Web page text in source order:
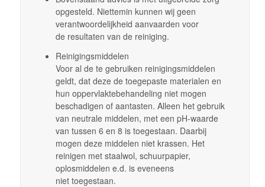
opgesteld. Niettemin kunnen wij geen
verantwoordelijkheid aanvaarden voor
de resultaten van de reiniging.
Reinigingsmiddelen
Voor al de te gebruiken reinigingsmiddelen
geldt, dat deze de toegepaste materialen en
hun oppervlaktebehandeling niet mogen
beschadigen of aantasten. Alleen het gebruik
van neutrale middelen, met een pH-waarde
van tussen 6 en 8 is toegestaan. Daarbij
mogen deze middelen niet krassen. Het
reinigen met staalwol, schuurpapier,
oplosmiddelen e.d. is eveneens
niet toegestaan.